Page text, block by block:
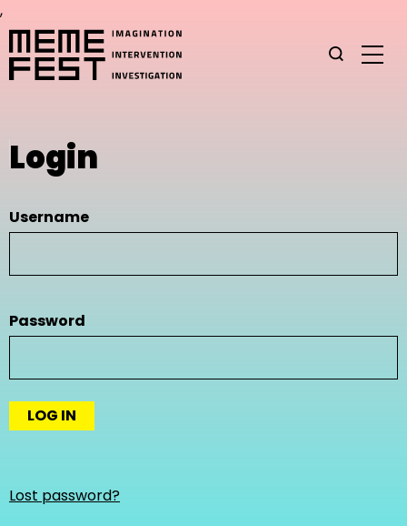
,
Login
Username
Password
LOG IN
Lost password?